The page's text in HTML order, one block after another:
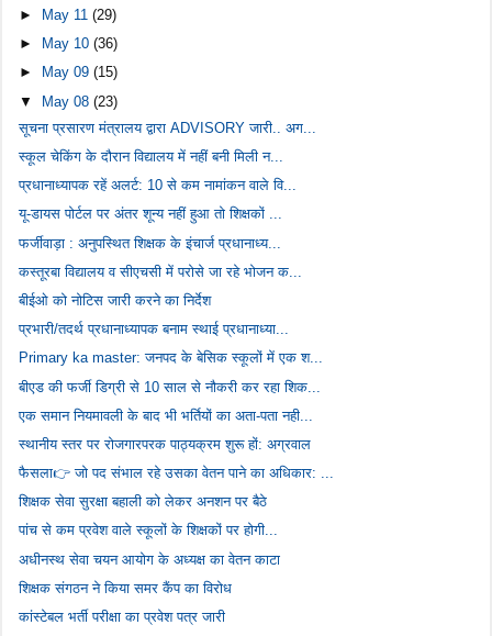
►
May 11(29)
►
May 10(36)
►
May 09(15)
▼ May 08(23)
सूचना प्रसारण मंत्रालय द्वारा ADVISORY जारी.. अग...
स्कूल चेकिंग के दौरान विद्यालय में नहीं बनी मिली न...
प्रधानाध्यापक रहें अलर्ट: 10 से कम नामांकन वाले वि...
यू-डायस पोर्टल पर अंतर शून्य नहीं हुआ तो शिक्षकों ...
फर्जीवाड़ा : अनुपस्थित शिक्षक के इंचार्ज प्रधानाध्य...
कस्तूरबा विद्यालय व सीएचसी में परोसे जा रहे भोजन क...
बीईओ को नोटिस जारी करने का निर्देश
प्रभारी/तदर्थ प्रधानाध्यापक बनाम स्थाई प्रधानाध्या...
Primary ka master: जनपद के बेसिक स्कूलों में एक श...
बीएड की फर्जी डिग्री से 10 साल से नौकरी कर रहा शिक...
एक समान नियमावली के बाद भी भर्तियों का अता-पता नही...
स्थानीय स्तर पर रोजगारपरक पाठ्यक्रम शुरू हों: अग्रवाल
फैसला👉 जो पद संभाल रहे उसका वेतन पाने का अधिकार: ...
शिक्षक सेवा सुरक्षा बहाली को लेकर अनशन पर बैठे
पांच से कम प्रवेश वाले स्कूलों के शिक्षकों पर होगी...
अधीनस्थ सेवा चयन आयोग के अध्यक्ष का वेतन काटा
शिक्षक संगठन ने किया समर कैंप का विरोध
कांस्टेबल भर्ती परीक्षा का प्रवेश पत्र जारी